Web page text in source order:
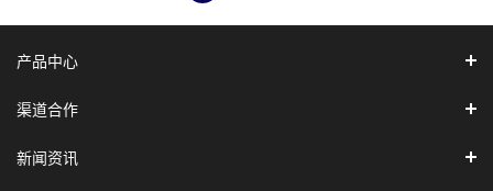
产品中心
渠道合作
新闻资讯